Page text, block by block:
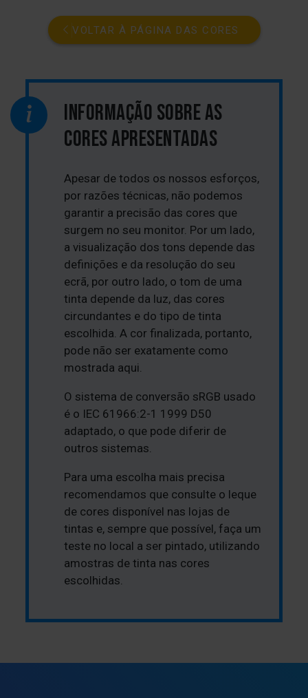
VOLTAR À PÁGINA DAS CORES
INFORMAÇÃO SOBRE AS
CORES APRESENTADAS
Apesar de todos os nossos esforços,
por razões técnicas, não podemos
garantir a precisão das cores que
surgem no seu monitor. Por um lado,
a visualização dos tons depende das
definições e da resolução do seu
ecrã, por outro lado, o tom de uma
tinta depende da luz, das cores
circundantes e do tipo de tinta
escolhida. A cor finalizada, portanto,
pode não ser exatamente como
mostrada aqui.
O sistema de conversão sRGB usado
é o IEC 61966:2-1 1999 D50
adaptado, o que pode diferir de
outros sistemas.
Para uma escolha mais precisa
recomendamos que consulte o leque
de cores disponível nas lojas de
tintas e, sempre que possível, faça um
teste no local a ser pintado, utilizando
amostras de tinta nas cores
escolhidas.